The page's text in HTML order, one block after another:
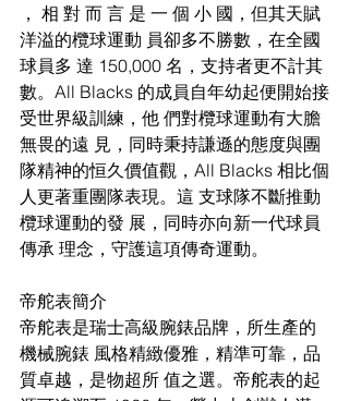
， 相 對 而 言 是 一 個 小 國，但其天賦
洋溢的欖球運動 員卻多不勝數，在全國
球員多 達 150,000 名，支持者更不計其
數。All Blacks 的成員自年幼起便開始接
受世界級訓練，他 們對欖球運動有大膽
無畏的遠 見，同時秉持謙遜的態度與團
隊精神的恒久價值觀，All Blacks 相比個
人更著重團隊表現。這 支球隊不斷推動
欖球運動的發 展，同時亦向新一代球員
傳承 理念，守護這項傳奇運動。
帝舵表簡介
帝舵表是瑞士高級腕錶品牌，所生產的
機械腕錶 風格精緻優雅，精準可靠，品
質卓越，是物超所 值之選。帝舵表的起